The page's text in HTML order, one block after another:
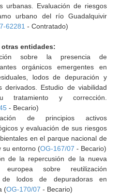
urbanas. Evaluación de riesgos
urbano del río Guadalquivir
62281 - Contratado)
entidades:
sobre la presencia de
orgánicos emergentes en
lodos de depuración y
derivados. Estudio de viabilidad
tratamiento y corrección.
- Becario)
de principios activos
y evaluación de sus riesgos
en el parque nacional de
su entorno (OG-167/07 - Becario)
de la repercusión de la nueva
europea sobre reutilización
de lodos de depuradoras en
(OG-170/07 - Becario)